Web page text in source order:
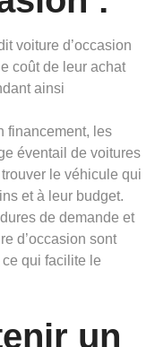
voiture d’occasion
coût de leur achat
ainsi
financement, les
éventail de voitures
le véhicule qui
et à leur budget.
de demande et
d’occasion sont
qui facilite le
un